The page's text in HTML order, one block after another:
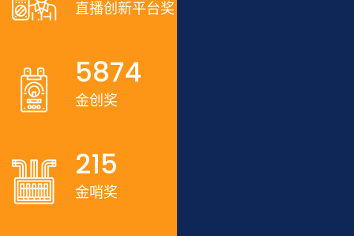
直播创新平台奖
5874
金创奖
215
金哨奖